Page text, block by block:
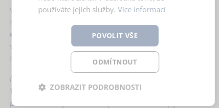
večeři nebo s kolegou při obědové pauze. Najděte si
někoho, kdo si chce angličtinu takétrénovat,
udržovat nebo vylepšovata pusťte se do toho. A
věřte tomu, že každý z předchozích kroků přepnutí
hlavy do angličtiny zúročíte.
Nemáte s kým trénovat angličtinu? Mrkněte do
Virtuální jazykovkya najděte si lektora přesně
podle vašich představ a potřeb. Všechny jsem
používáte jejich služby.Více informací
POVOLIT VŠE
ODMÍTNOUT
ZOBRAZIT PODROBNOSTI